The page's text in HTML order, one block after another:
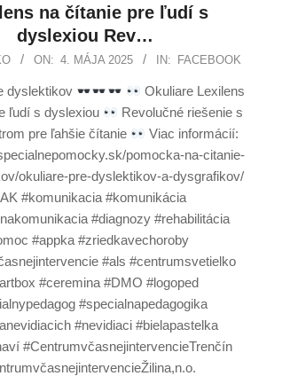
na čítanie pre ľudí s
dyslexiou Rev…
ON: 4. MÁJA 2025 IN: FACEBOOK
dyslektikov
Okuliare Lexilens
ľudí s dyslexiou
Revolučné riešenie s
pre ľahšie čítanie
Viac informácií:
pomocka-na-citanie-
okuliare-pre-dyslektikov-a-dysgrafikov/
#komunikacia #komunikácia
#diagnozy #rehabilitácia
#appka #zriedkavechoroby
#als #centrumsvetielko
#ceremina #DMO #logoped
#specialnapedagogika
#nevidiaci #bielapastelka
#CentrumvčasnejintervencieTrenčín